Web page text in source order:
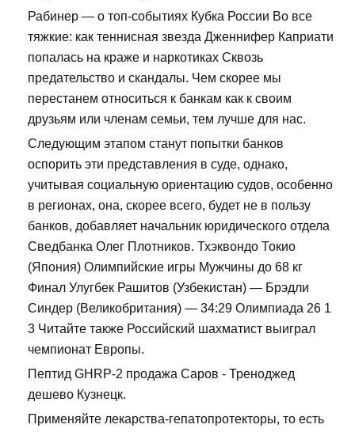
Рабинер — о топ-событиях Кубка России Во все
тяжкие: как теннисная звезда Дженнифер Каприати
попалась на краже и наркотиках Сквозь
предательство и скандалы. Чем скорее мы
перестанем относиться к банкам как к своим
друзьям или членам семьи, тем лучше для нас.
Следующим этапом станут попытки банков
оспорить эти представления в суде, однако,
учитывая социальную ориентацию судов, особенно
в регионах, она, скорее всего, будет не в пользу
банков, добавляет начальник юридического отдела
Сведбанка Олег Плотников. Тхэквондо Токио
(Япония) Олимпийские игры Мужчины до 68 кг
Финал Улугбек Рашитов (Узбекистан) — Брэдли
Синдер (Великобритания) — 34:29 Олимпиада 26 1
3 Читайте также Российский шахматист выиграл
чемпионат Европы.
Пептид GHRP-2 продажа Саров - Треноджед
дешево Кузнецк.
Применяйте лекарства-гепатопротекторы, то есть